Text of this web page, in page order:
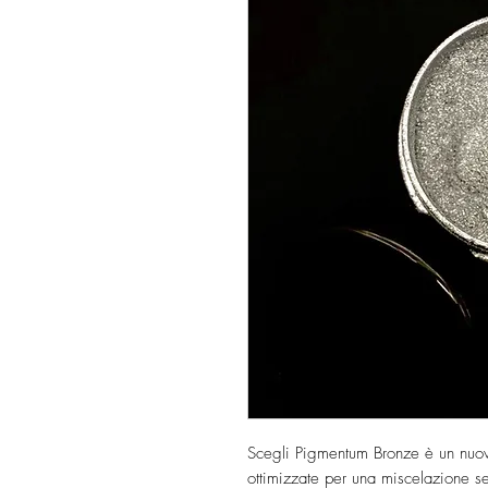
Scegli Pigmentum Bronze è un
ottimizzate per una miscelazione